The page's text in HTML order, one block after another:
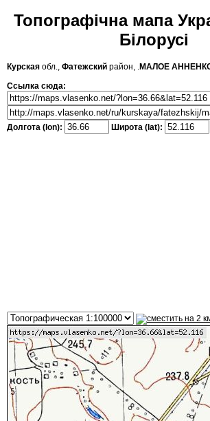
Топографічна мапа
Білорусі
Курская обл., Фатежский район, .МАЛОЕ
Ссылка сюда:
Долгота (lon): Широта (lat):